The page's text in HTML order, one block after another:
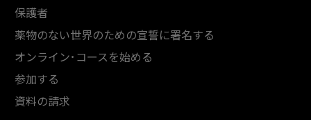
保護者
薬物のない世界のための宣誓に署名する
オンライン･コースを始める
参加する
資料の請求